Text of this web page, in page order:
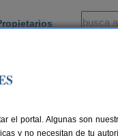
el portal. Algunas son
y no necesitan de tu